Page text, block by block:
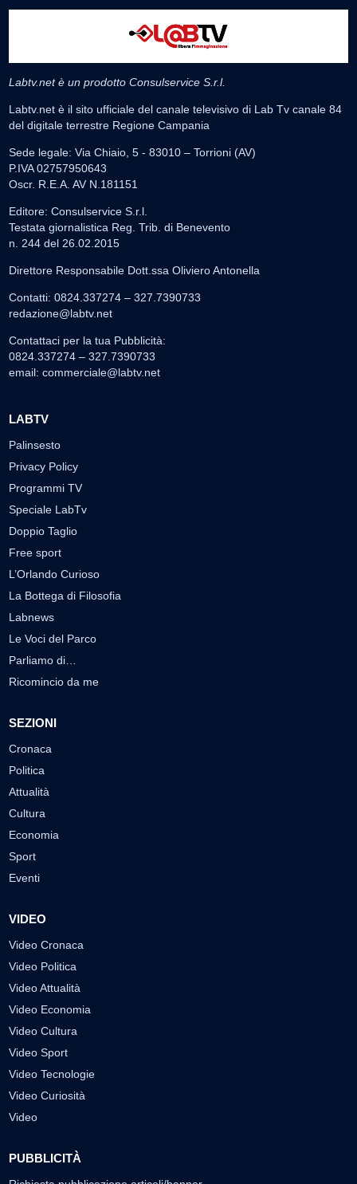
Labtv.net è un prodotto Consulservice S.r.l.
Labtv.net è il sito ufficiale del canale televisivo di Lab Tv canale 84
del digitale terrestre Regione Campania
Sede legale: Via Chiaio, 5 - 83010 – Torrioni (AV)
P.IVA 02757950643
Oscr. R.E.A. AV N.181151
Editore: Consulservice S.r.l.
Testata giornalistica Reg. Trib. di Benevento
n. 244 del 26.02.2015
Direttore Responsabile Dott.ssa Oliviero Antonella
Contatti: 0824.337274 – 327.7390733
redazione@labtv.net
Contattaci per la tua Pubblicità:
0824.337274 – 327.7390733
email: commerciale@labtv.net
LABTV
Palinsesto
Privacy Policy
Programmi TV
Speciale LabTv
Doppio Taglio
Free sport
L’Orlando Curioso
La Bottega di Filosofia
Labnews
Le Voci del Parco
Parliamo di…
Ricomincio da me
SEZIONI
Cronaca
Politica
Attualità
Cultura
Economia
Sport
Eventi
VIDEO
Video Cronaca
Video Politica
Video Attualità
Video Economia
Video Cultura
Video Sport
Video Tecnologie
Video Curiosità
Video
PUBBLICITÀ